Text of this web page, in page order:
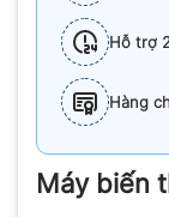
Hỗ trợ
Hàng
Máy biến